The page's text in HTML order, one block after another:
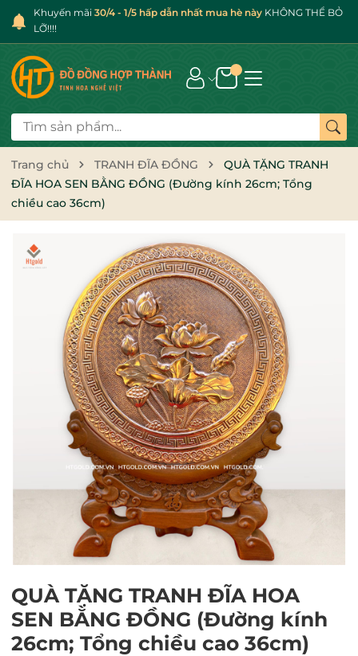
Khuyến mãi 30/4 - 1/5 hấp dẫn nhất mua hè này KHÔNG THỂ BỎ
LỠ!!!!
Trang chủ TRANH ĐĨA ĐỒNG
QUÀ TẶNG TRANH
ĐĨA HOA SEN BẰNG ĐỒNG (Đường kính 26cm; Tổng
chiều cao 36cm)
QUÀ TẶNG TRANH ĐĨA HOA
SEN BẰNG ĐỒNG (Đường kính
26cm; Tổng chiều cao 36cm)
Mã giảm giá: